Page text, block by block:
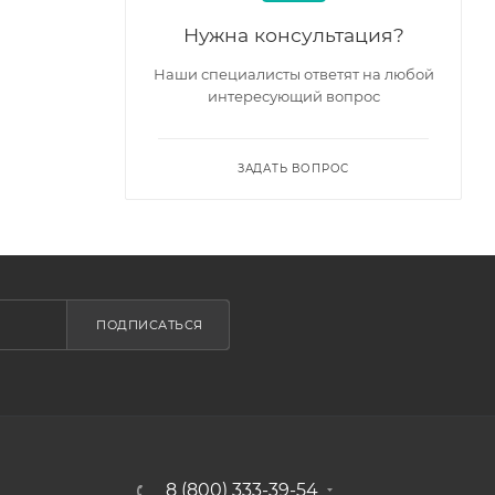
Нужна консультация?
Наши специалисты ответят на любой
интересующий вопрос
ЗАДАТЬ ВОПРОС
ПОДПИСАТЬСЯ
8 (800) 333-39-54